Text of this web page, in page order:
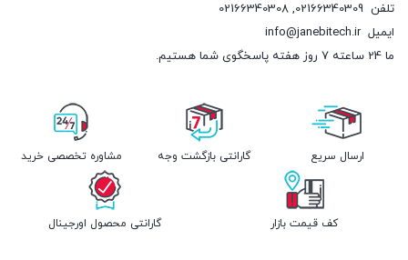
تلفن 02166340309
,
02166340308
ایمیلinfo@janebitech.ir
ما 24 ساعته 7 روز هفته پاسخگوی شما هستیم.
ارسال سریع گارانتی بازگشت وجه مشاوره تخصصی خرید
کف قیمت بازار گارانتی محصول اورجینال